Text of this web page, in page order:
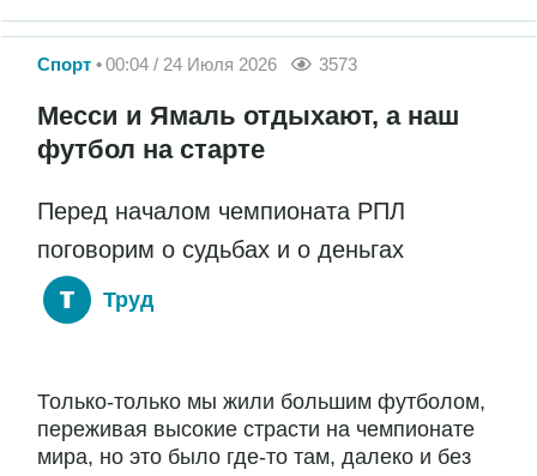
Спорт 00:04 / 24 Июля 2026 3573
Месси и Ямаль отдыхают, а наш
футбол на старте
Перед началом чемпионата РПЛ
поговорим о судьбах и о деньгах
Труд
Только-только мы жили большим футболом,
переживая высокие страсти на чемпионате
мира, но это было где-то там, далеко и без